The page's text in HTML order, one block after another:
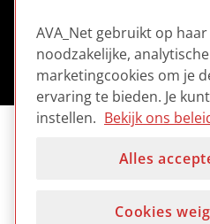
AVA_Net gebruikt op
noodzakelijke,
marketingcookies om je
ervaring te bieden. Je
instellen. Bekijk ons
Alles
Cookies